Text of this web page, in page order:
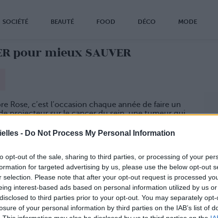
- Do Not Process My Personal Information
opt-out of the sale, sharing to third parties, or processing of your
for targeted advertising by us, please use the below opt-out
selection. Please note that after your opt-out request is processed
interest-based ads based on personal information utilized by us
to third parties prior to your opt-out. You may separately
of your personal information by third parties on the IAB’s list of
SOCIÉTÉ BEAUTÉ FOOD DÉCO MODE
pour mieux SAUVER
Rose, c’est l’occasion chaque année de faire un
projecteur sur le cancer du sein, une tumeur qui
la prévention est un facteur clé pour s’en sortir,
!
on ne va pas chez son gynéco tous les 4
on apprend des gestes tout simples pour détecter
problème sur ses seins : avec l’auto-
à faire au moins 1 fois par mois, dans l’idéal en
partie du cycle (juste après les règles).